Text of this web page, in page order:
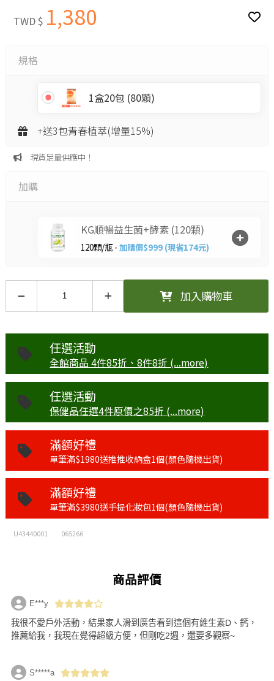
TWD $ 1,380
規格
1盒20包 (80顆)
+送3包青春植萃(增量15%)
現貨足量供應中！
加購
KG順暢益生菌+酵素 (120顆)
120顆/瓶 - 加購價$999 (現省174元)
加入購物車
任選活動
全館商品 4件85折、8件8折 (...more)
任選活動
保健品任選4件原價之85折 (...more)
滿額好禮
單筆滿$1980送推推收納盒1個(顏色隨機出貨)
滿額好禮
單筆滿$3980送手提化妝包1個(顏色隨機出貨)
U43440001 065266
商品評價
E***y
我很不愛戶外活動，結果家人滑到廣告看到這個有維生素D、鈣，
推薦給我，我現在覺得超級方便，但剛吃2週，還要多觀察~
S*****a